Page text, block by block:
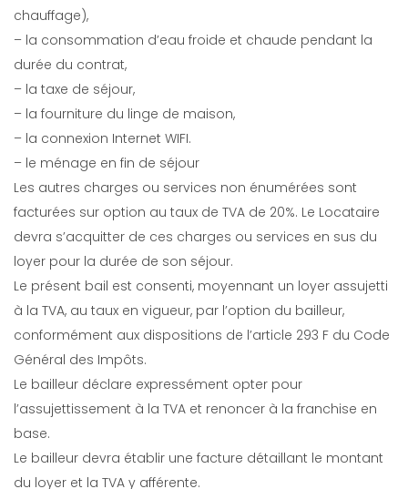
chauffage),
– la consommation d’eau froide et chaude pendant la
durée du contrat,
– la taxe de séjour,
– la fourniture du linge de maison,
– la connexion Internet WIFI.
– le ménage en fin de séjour
Les autres charges ou services non énumérées sont
facturées sur option au taux de TVA de 20%. Le Locataire
devra s’acquitter de ces charges ou services en sus du
loyer pour la durée de son séjour.
Le présent bail est consenti, moyennant un loyer assujetti
à la TVA, au taux en vigueur, par l’option du bailleur,
conformément aux dispositions de l’article 293 F du Code
Général des Impôts.
Le bailleur déclare expressément opter pour
l’assujettissement à la TVA et renoncer à la franchise en
base.
Le bailleur devra établir une facture détaillant le montant
du loyer et la TVA y afférente.